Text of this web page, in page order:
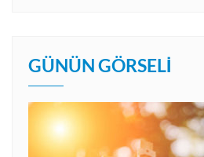
GÜNÜN GÖRSELI